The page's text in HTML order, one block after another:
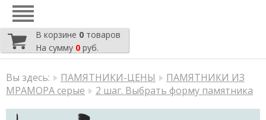
В корзине 0 товаров
На сумму 0 руб.
Вы здесь: ПАМЯТНИКИ-ЦЕНЫ
ПАМЯТНИКИ ИЗ
МРАМОРА серые
2 шаг. Выбрать форму памятника